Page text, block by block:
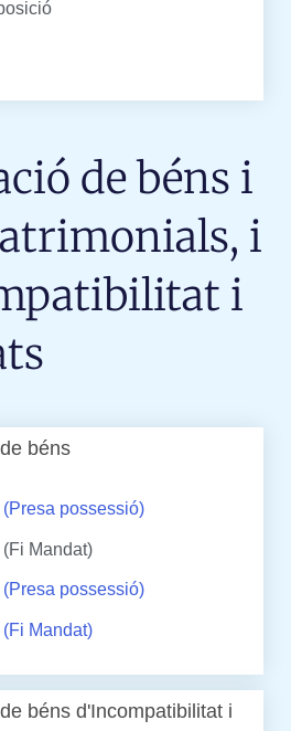
de béns i
i
i
béns
possessió)
Mandat)
possessió)
Mandat)
béns d'Incompatibilitat i